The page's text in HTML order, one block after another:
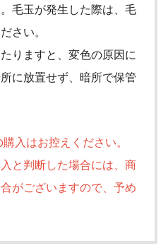
毛玉が発生した際は、毛
さい。
りますと、変色の原因に
に放置せず、暗所で保管
入はお控えください。
と判断した場合には、商
がございますので、予め